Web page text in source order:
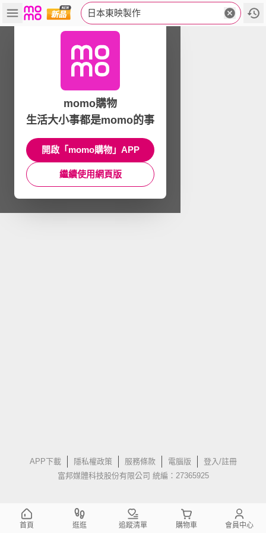
日本東映製作
APP下載 隱私權政策 服務條款 電腦版
登入/註冊
富邦媒體科技股份有限公司 統編：27365925
momo購物
生活大小事都是momo的事
開啟「momo購物」APP
繼續使用網頁版
首頁 逛逛 追蹤清單 購物車 會員中心